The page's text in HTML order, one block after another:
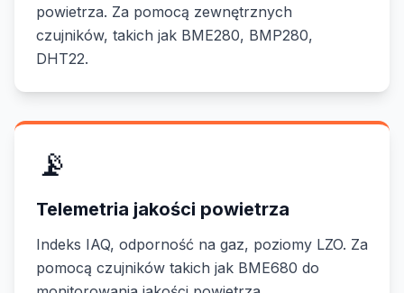
powietrza. Za pomocą zewnętrznych
czujników, takich jak BME280, BMP280,
DHT22.
📡
Telemetria jakości powietrza
Indeks IAQ, odporność na gaz, poziomy LZO. Za
pomocą czujników takich jak BME680 do